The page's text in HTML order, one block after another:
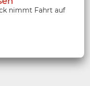
nimmt Fahrt auf